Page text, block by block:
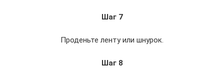
Шаг 7
Проденьте ленту или шнурок.
Шаг 8